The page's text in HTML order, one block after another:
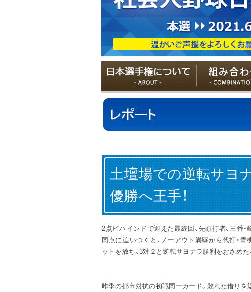
土壇場での逆転サヨ
優勝へ王手！
2点ビハインドで迎えた最終回、先頭打者、三番
同点に追いつくと、ノーアウト満塁から代打・
ットを放ち、3対２と逆転サヨナラ勝利をおさめた
昨季の都市対抗の初戦同一カード。敗れた借りを